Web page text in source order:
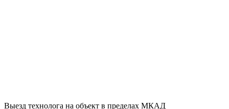
Выезд технолога на объект в пределах МКАД